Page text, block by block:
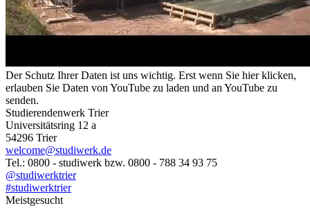
Der Schutz Ihrer Daten ist uns wichtig. Erst wenn Sie hier klicken,
erlauben Sie Daten von YouTube zu laden und an YouTube zu
senden.
Studierendenwerk Trier
Universitätsring 12 a
54296 Trier
welcome@studiwerk.de
Tel.: 0800 - studiwerk bzw. 0800 - 788 34 93 75
@studiwerktrier
#studiwerktrier
Meistgesucht